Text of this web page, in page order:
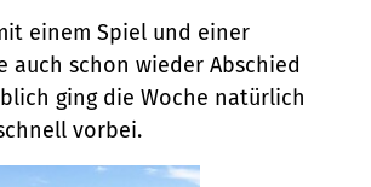
einem Spiel und einer
auch schon wieder Abschied
ging die Woche natürlich
vorbei.